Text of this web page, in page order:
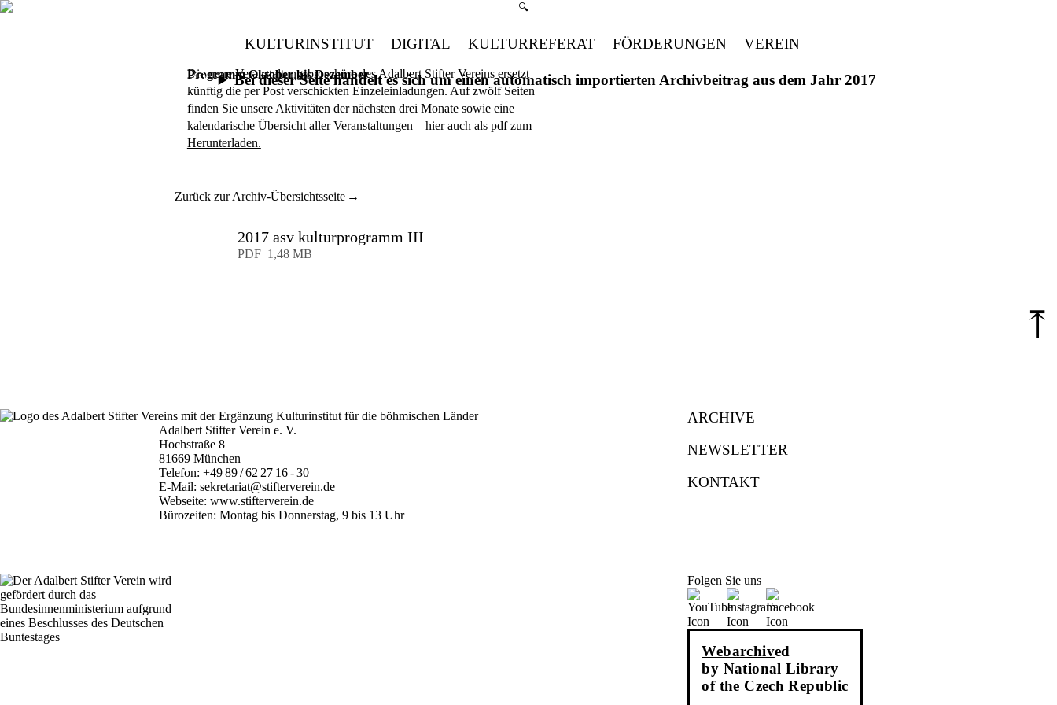
Suchmenü öffnen
🔍
KULTURINSTITUT DIGITAL KULTURREFERAT FÖRDERUNGEN VEREIN
Bei dieser Seite handelt es sich um einen automatisch importierten Archivbeitrag aus dem Jahr 2017
Programm Oktober bis Dezember
Die neue Veranstaltungsbroschüre des Adalbert Stifter Vereins ersetzt
künftig die per Post verschickten Einzeleinladungen. Auf zwölf Seiten
finden Sie unsere Aktivitäten der nächsten drei Monate sowie eine
kalendarische Übersicht aller Veranstaltungen – hier auch alspdf zum
Herunterladen.
Zurück zur Archiv-Übersichtsseite
2017 asv kulturprogramm III
PDF 1,48 MB
⤒
Adalbert Stifter Verein e. V.
Hochstraße 8
81669 München
Telefon:+49 89 / 62 27 16 - 30
E-Mail:sekretariat@stifterverein.de
Webseite:www.stifterverein.de
Bürozeiten: Montag bis Donnerstag, 9 bis 13 Uhr
ARCHIVE
NEWSLETTER
KONTAKT
Folgen Sie uns
Webarchived
by National Library
of the Czech Republic